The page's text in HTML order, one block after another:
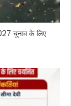
चुनाव के लिए